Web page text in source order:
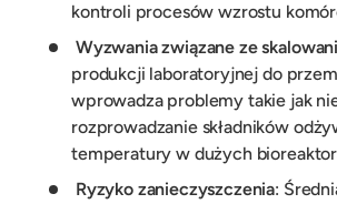
kontroli procesów wzrostu
Wyzwania związane ze
produkcji laboratoryjnej do
wprowadza problemy takie jak
rozprowadzanie składników
temperatury w dużych
Ryzyko zanieczyszczenia: